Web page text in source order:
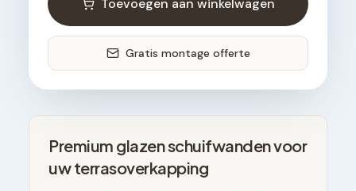
Toevoegen aan winkelwagen
Gratis montage offerte
Premium glazen schuifwanden voor
uw terrasoverkapping